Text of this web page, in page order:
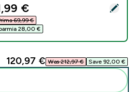
prodotto - Impact Whey Protein -
price
€‎
69,99 €‎
28,00 €‎
120,97 €‎ Was 212,97 €‎ Save 92,00 €‎